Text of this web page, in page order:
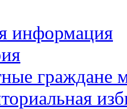
информация
граждане